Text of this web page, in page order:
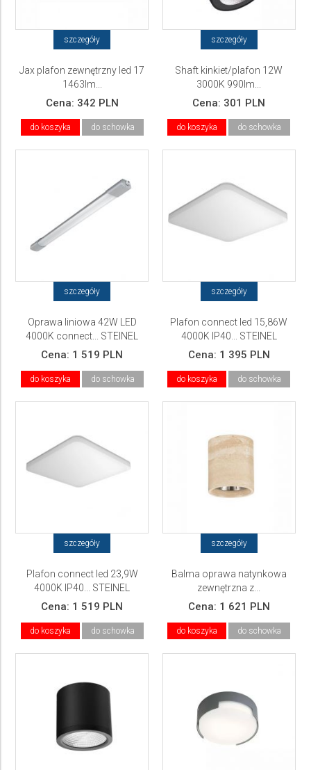
szczegóły
Jax plafon zewnętrzny led 17
1463lm...
Cena: 342 PLN
do koszyka do schowka
szczegóły
Shaft kinkiet/plafon 12W
3000K 990lm...
Cena: 301 PLN
do koszyka do schowka
szczegóły
Oprawa liniowa 42W LED
4000K connect... STEINEL
Cena: 1 519 PLN
do koszyka do schowka
szczegóły
Plafon connect led 15,86W
4000K IP40... STEINEL
Cena: 1 395 PLN
do koszyka do schowka
szczegóły
Plafon connect led 23,9W
4000K IP40... STEINEL
Cena: 1 519 PLN
do koszyka do schowka
szczegóły
Balma oprawa natynkowa
zewnętrzna z...
Cena: 1 621 PLN
do koszyka do schowka